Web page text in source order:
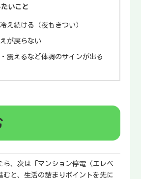
いこと
え続ける（夜もきつい）
が戻らない
震えるなど体調のサインが出る
ら、次は「マンション停電（エレベ
むと、生活の詰まりポイントを先に